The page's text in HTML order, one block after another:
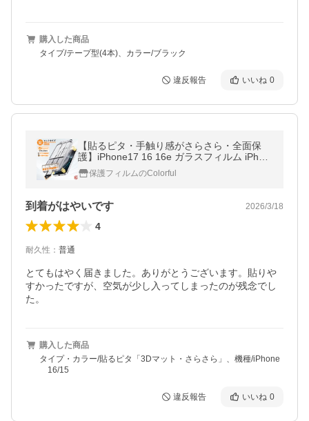
購入した商品
タイプ/テープ型(4本)、カラー/ブラック
違反報告 いいね 0
【貼るピタ・手触り感がさらさら・全面保
護】iPhone17 16 16e ガラスフィルム iPhon
e15Pro フィルム iPhone14Pro アンチグレア
マット iPhone16 ProMax 13 12 SE
保護フィルムのColorful
到着がはやいです 2026/3/18
4
耐久性 ： 普通
とてもはやく届きました。ありがとうございます。貼りや
すかったですが、空気が少し入ってしまったのが残念でし
た。
購入した商品
タイプ・カラー/貼るピタ「3Dマット・さらさら」、機種/iPhone
16/15
違反報告 いいね 0